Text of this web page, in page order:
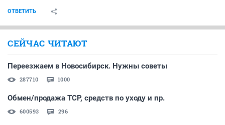
ОТВЕТИТЬ
СЕЙЧАС ЧИТАЮТ
Переезжаем в Новосибирск. Нужны советы
287710 1000
Обмен/продажа ТСР, средств по уходу и пр.
600593 296